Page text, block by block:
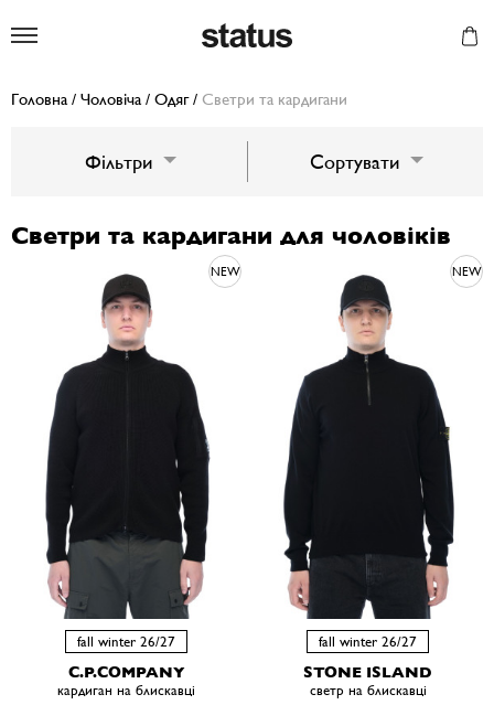
Головна / Чоловіча / Одяг/ Светри та кардигани
Светри та кардигани для чоловіків
NEW
fall winter 26/27
C.P.COMPANY
кардиган на блискавці
NEW
fall winter 26/27
STONE ISLAND
светр на блискавці
Фільтри Сортувати